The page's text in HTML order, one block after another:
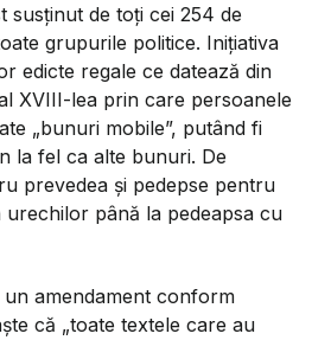
susținut de toți cei 254 de
grupurile politice. Inițiativa
edicte regale ce datează din
XVIII-lea prin care persoanele
„bunuri mobile”, putând fi
la fel ca alte bunuri. De
prevedea și pedepse pentru
urechilor până la pedeapsa cu
un amendament conform
că „toate textele care au